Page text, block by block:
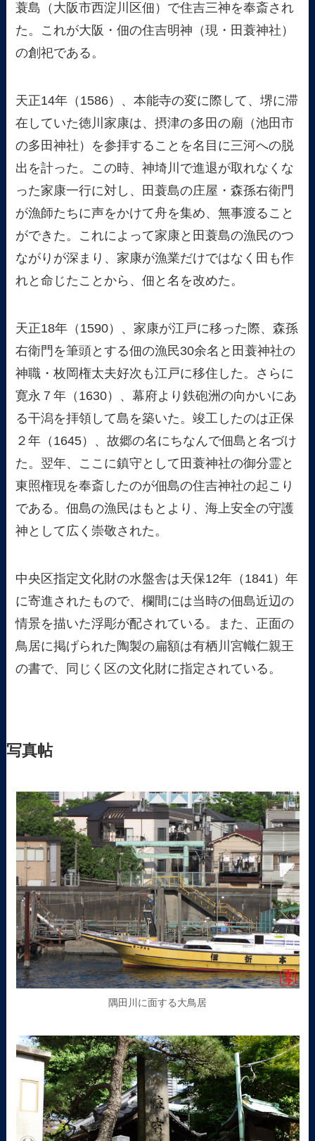
蓑島（大阪市西淀川区佃）で住吉三神を奉斎され
た。これが大阪・佃の住吉明神（現・田蓑神社）
の創祀である。
天正14年（1586）、本能寺の変に際して、堺に滞
在していた徳川家康は、摂津の多田の廟（池田市
の多田神社）を参拝することを名目に三河への脱
出を計った。この時、神埼川で進退が取れなくな
った家康一行に対し、田蓑島の庄屋・森孫右衛門
が漁師たちに声をかけて舟を集め、無事渡ること
ができた。これによって家康と田蓑島の漁民のつ
ながりが深まり、家康が漁業だけではなく田も作
れと命じたことから、佃と名を改めた。
天正18年（1590）、家康が江戸に移った際、森孫
右衛門を筆頭とする佃の漁民30余名と田蓑神社の
神職・枚岡権太夫好次も江戸に移住した。さらに
寛永７年（1630）、幕府より鉄砲洲の向かいにあ
る干潟を拝領して島を築いた。竣工したのは正保
２年（1645）、故郷の名にちなんで佃島と名づけ
た。翌年、ここに鎮守として田蓑神社の御分霊と
東照権現を奉斎したのが佃島の住吉神社の起こり
である。佃島の漁民はもとより、海上安全の守護
神として広く崇敬された。
中央区指定文化財の水盤舎は天保12年（1841）年
に寄進されたもので、欄間には当時の佃島近辺の
情景を描いた浮彫が配されている。また、正面の
鳥居に掲げられた陶製の扁額は有栖川宮幟仁親王
の書で、同じく区の文化財に指定されている。
写真帖
隅田川に面する大鳥居